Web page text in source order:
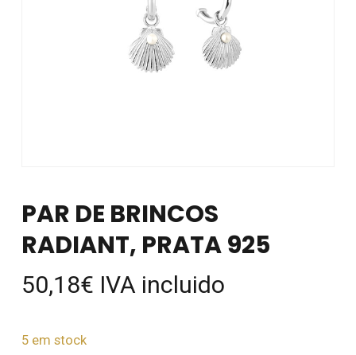
PAR DE BRINCOS
RADIANT, PRATA 925
50,18€ IVA incluido
5 em stock